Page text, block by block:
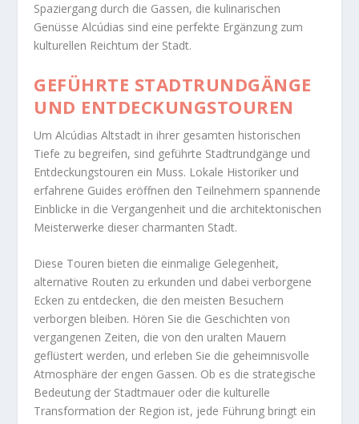
Spaziergang durch die Gassen, die kulinarischen
Genüsse Alcúdias sind eine perfekte Ergänzung zum
kulturellen Reichtum der Stadt.
GEFÜHRTE STADTRUNDGÄNGE
UND ENTDECKUNGSTOUREN
Um Alcúdias Altstadt in ihrer gesamten historischen
Tiefe zu begreifen, sind geführte Stadtrundgänge und
Entdeckungstouren ein Muss. Lokale Historiker und
erfahrene Guides eröffnen den Teilnehmern spannende
Einblicke in die Vergangenheit und die architektonischen
Meisterwerke dieser charmanten Stadt.
Diese Touren bieten die einmalige Gelegenheit,
alternative Routen zu erkunden und dabei verborgene
Ecken zu entdecken, die den meisten Besuchern
verborgen bleiben. Hören Sie die Geschichten von
vergangenen Zeiten, die von den uralten Mauern
geflüstert werden, und erleben Sie die geheimnisvolle
Atmosphäre der engen Gassen. Ob es die strategische
Bedeutung der Stadtmauer oder die kulturelle
Transformation der Region ist, jede Führung bringt ein